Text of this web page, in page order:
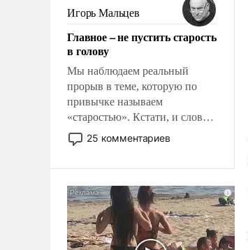
голову мысль: хорошо бы
продемонстрировать, что
Украина вступила в
вооруженное противостояние
с Ираном.
Игорь Мальцев
Главное – не пустить старость
в голову
Мы наблюдаем реальный
прорыв в теме, которую по
привычке называем
«старостью». Кстати, и слово-
то это уже стараются не
использовать – так же, как
что оно уже несет негативные
коннотации.
25 комментариев